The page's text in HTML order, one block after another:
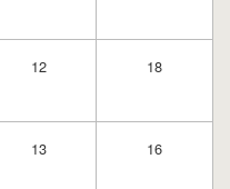
12 18
13 16